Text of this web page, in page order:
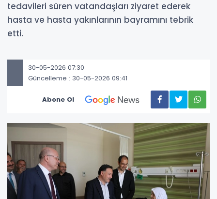
tedavileri süren vatandaşları ziyaret ederek
hasta ve hasta yakınlarının bayramını tebrik
etti.
30-05-2026 07:30
Güncelleme : 30-05-2026 09:41
Abone Ol